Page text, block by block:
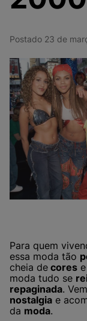
Postado 23 de
Para quem
essa moda tão
cheia de cores e
moda tudo se
repaginada.
nostalgia e
da moda.
9º
NEW 530